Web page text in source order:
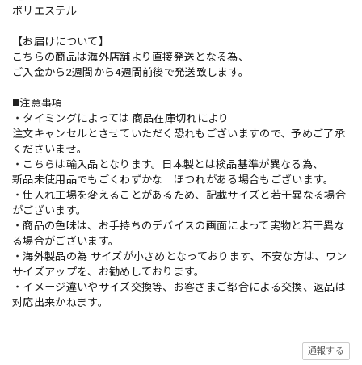
ポリエステル
【お届けについて】
こちらの商品は海外店舗より直接発送となる為、
ご入金から2週間から4週間前後で発送致します。
◼️注意事項
・タイミングによっては 商品在庫切れにより
注文キャンセルとさせていただく恐れもございますので、予めご了承
くださいませ。
・こちらは輸入品となります。日本製とは検品基準が異なる為、
新品未使用品でもごくわずかな ほつれがある場合もございます。
・仕入れ工場を変えることがあるため、記載サイズと若干異なる場合
がございます。
・商品の色味は、お手持ちのデバイスの画面によって実物と若干異な
る場合がございます。
・海外製品の為 サイズが小さめとなっております、不安な方は、ワン
サイズアップを、お勧めしております。
・イメージ違いやサイズ交換等、お客さまご都合による交換、返品は
対応出来かねます。
通報する